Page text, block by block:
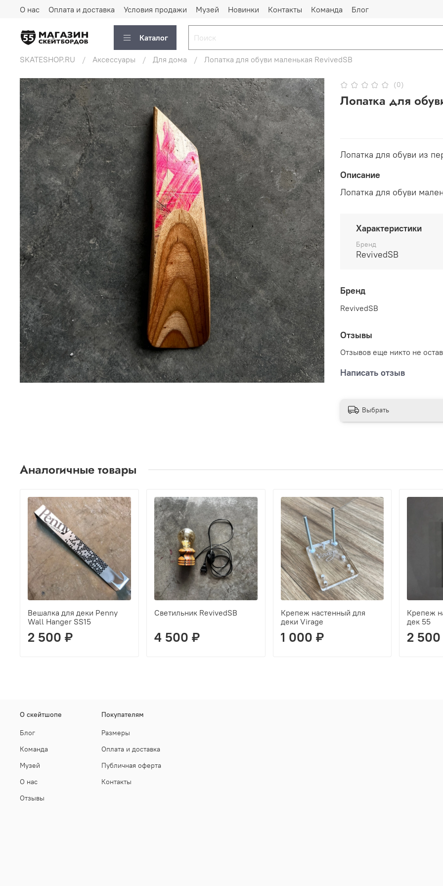
О нас Оплата и доставка Условия продажи Музей Новинки Контакты Команда Блог
Каталог
SKATESHOP.RU Аксессуары Для дома Лопатка для обуви маленькая RevivedSB
(0)
Лопатка для
Лопатка для обуви из
Описание
Лопатка для обуви
Характеристики
Бренд
RevivedSB
Бренд
RevivedSB
Отзывы
Отзывов еще никто не
Написать отзыв
Выбрать
Аналогичные товары
Вешалка для деки Penny
Wall Hanger SS15
2 500 ₽
Cветильник RevivedSB
4 500 ₽
Крепеж настенный для
деки Virage
1 000 ₽
Крепеж
дек 55
2
О скейтшопе
Блог
Команда
Музей
О нас
Отзывы
Покупателям
Размеры
Оплата и доставка
Публичная оферта
Контакты